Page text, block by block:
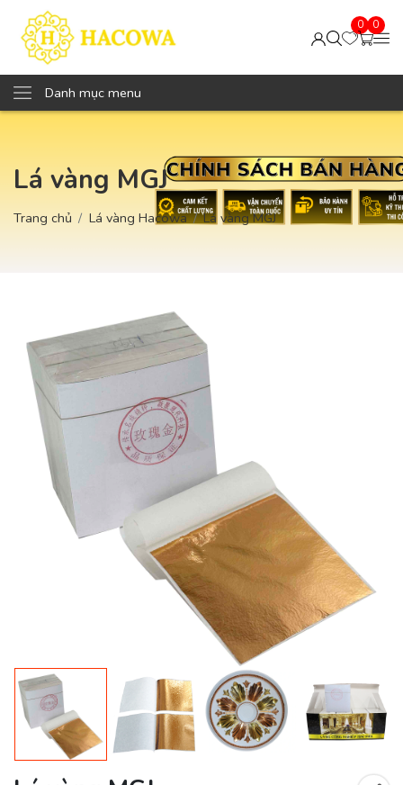
0 0
Danh mục menu
Lá vàng MGJ
Trang chủ Lá vàng Hacowa Lá vàng MGJ